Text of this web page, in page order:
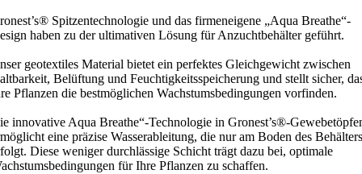
Spitzentechnologie und das firmeneigene „Aqua Breathe“-
haben zu der ultimativen Lösung für Anzuchtbehälter geführt.
geotextiles Material bietet ein perfektes Gleichgewicht zwischen
Belüftung und Feuchtigkeitsspeicherung und stellt sicher,
Pflanzen die bestmöglichen Wachstumsbedingungen vorfinden.
innovative Aqua Breathe“-Technologie in Gronest’s®-
eine präzise Wasserableitung, die nur am Boden des Behälters
Diese weniger durchlässige Schicht trägt dazu bei, optimale
für Ihre Pflanzen zu schaffen.